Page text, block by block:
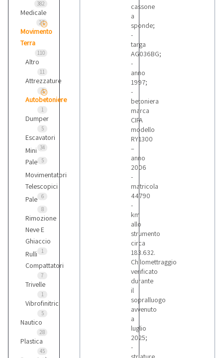
382
Medicale
27
Movimento
Terra
110
Altro
11
Attrezzature
3
Autobetoniere
1
Dumper
5
Escavatori
34
Mini
Pale
5
Movimentatori
Telescopici
6
Pale
8
Rimozione
Neve E
Ghiaccio
1
Rulli
Compattatori
7
Trivelle
1
Vibrofinitrici
5
Nautico
28
Plastica
45
cassone
a
sponde;
-
targa
AG036BG;
-
anno
1997;
-
betoniera
marca
CIFA
modello
RY1300
–
anno
2006
-
matricola
44790
-
km
allo
strumento
circa
183.632.
Chilomettraggio
verificato
durante
il
sopralluogo
avvenuto
a
luglio
2025;
-